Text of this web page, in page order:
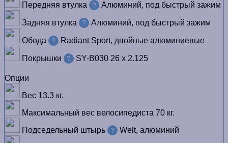
Передняя втулка
? Алюминий, под быстрый зажим
Задняя втулка ? Алюминий, под быстрый зажим
Обода ? Radiant Sport, двойные алюминиевые
Покрышки ? SY-B030 26 х 2.125
Опции
Вес 13.3 кг.
Максимальный вес велосипедиста 70 кг.
Подседельный штырь
? Welt, алюминий